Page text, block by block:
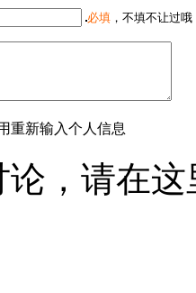
必填 ，不填不让过
重新输入个人信息
，请在这